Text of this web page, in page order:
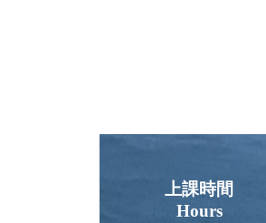
上課時間
Hours